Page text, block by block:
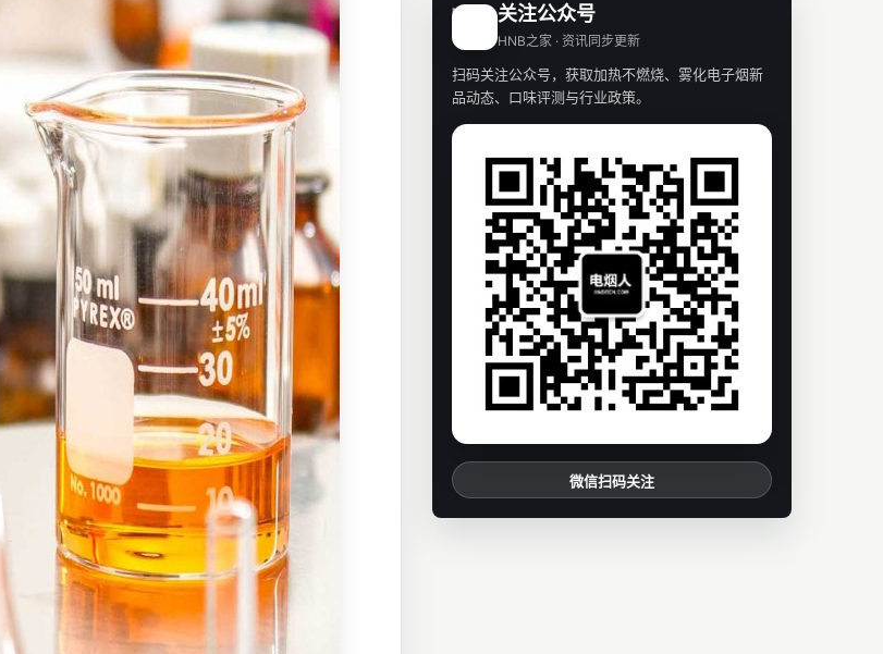
H 关注公众号
HNB之家 · 资讯同步更新
扫码关注公众号，获取加热不燃烧、雾化电子烟新
品动态、口味评测与行业政策。
微信扫码关注